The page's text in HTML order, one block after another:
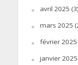
avril 2025 (3)
mars 2025
février 2025
janvier 2025